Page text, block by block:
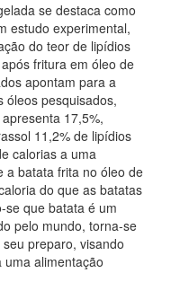
se destaca como
estudo experimental,
do teor de lipídios
fritura em óleo de
apontam para a
óleos pesquisados,
17,5%,
11,2% de lipídios
calorias a uma
a batata frita no óleo de
do que as batatas
se que batata é um
pelo mundo, torna-se
preparo, visando
uma alimentação